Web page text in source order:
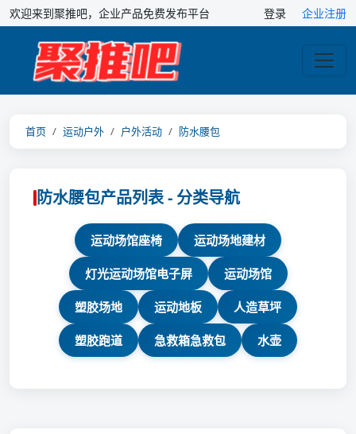
欢迎来到聚推吧，企业产品免费发布平台 登录 企业注册
首页 运动户外 户外活动 防水腰包
防水腰包产品列表 - 分类导航
运动场馆座椅 运动场地建材
灯光运动场馆电子屏 运动场馆
塑胶场地 运动地板 人造草坪
塑胶跑道 急救箱急救包 水壶